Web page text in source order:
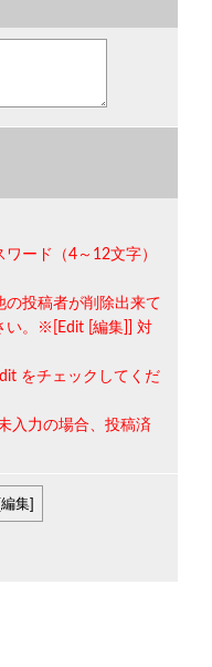
ワード（4～12文字）
の投稿者が削除出来て
い。※[Edit [編集]] 対
をチェックしてくだ
入力の場合、投稿済